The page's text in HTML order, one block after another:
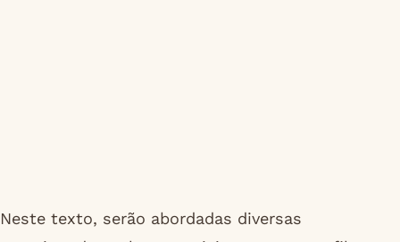
Neste texto, serão abordadas diversas